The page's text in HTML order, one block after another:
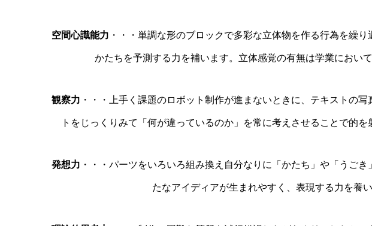
空間心識能力 ・・・単調な形のブロックで多彩な立体物を作る行為を繰
かたちを予測する力を補います。立体感覚の有無は学業におい
観察力 ・・・上手く課題のロボット制作が進まないときに、テキストの
トをじっくりみて「何が違っているのか」を常に考えさせることで的を
発想力 ・・・パーツをいろいろ組み換え自分なりに「かたち」や「うご
たなアイディアが生まれやすく、表現する力を養い